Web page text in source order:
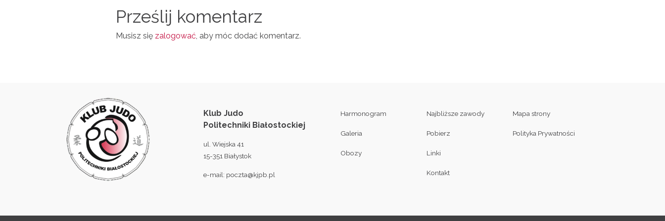
Prześlij komentarz
Musisz się zalogować, aby móc dodać komentarz.
Klub Judo
Politechniki Białostockiej
ul. Wiejska 41
15-351 Białystok
e-mail: poczta@kjpb.pl
Harmonogram
Galeria
Obozy
Najbliższe zawody
Pobierz
Linki
Kontakt
Mapa strony
Polityka Prywatności